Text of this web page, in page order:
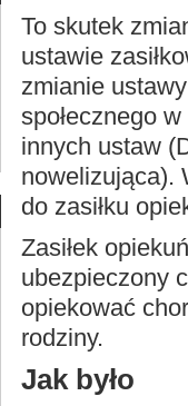
To skutek
ustawie
zmianie
społecznego
innych ustaw
nowelizująca).
do zasiłku
Zasiłek
ubezpieczony
opiekować
rodziny.
Jak było